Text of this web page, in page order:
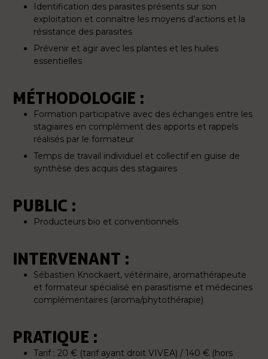
Identification des parasites présents sur son
exploitation et connaître les moyens d’actions et la
résistance des parasites
Prévenir et agir avec les plantes et les huiles
essentielles
MÉTHODOLOGIE :
Formation participative avec des échanges entre les
stagiaires en complément des apports et rappels
réalisés par le formateur
Temps de travail individuel et collectif en guise de
synthèse des acquis des stagiaires
PUBLIC :
Producteurs bio et conventionnels
INTERVENANT :
Sébastien Knockaert, vétérinaire, aromathérapeute
et formateur spécialisé en parasitisme et médecines
complémentaires (aroma/phytothérapie)
PRATIQUE :
Tarif : 20 € (tarif ayant droit VIVEA) / 140 € (hors